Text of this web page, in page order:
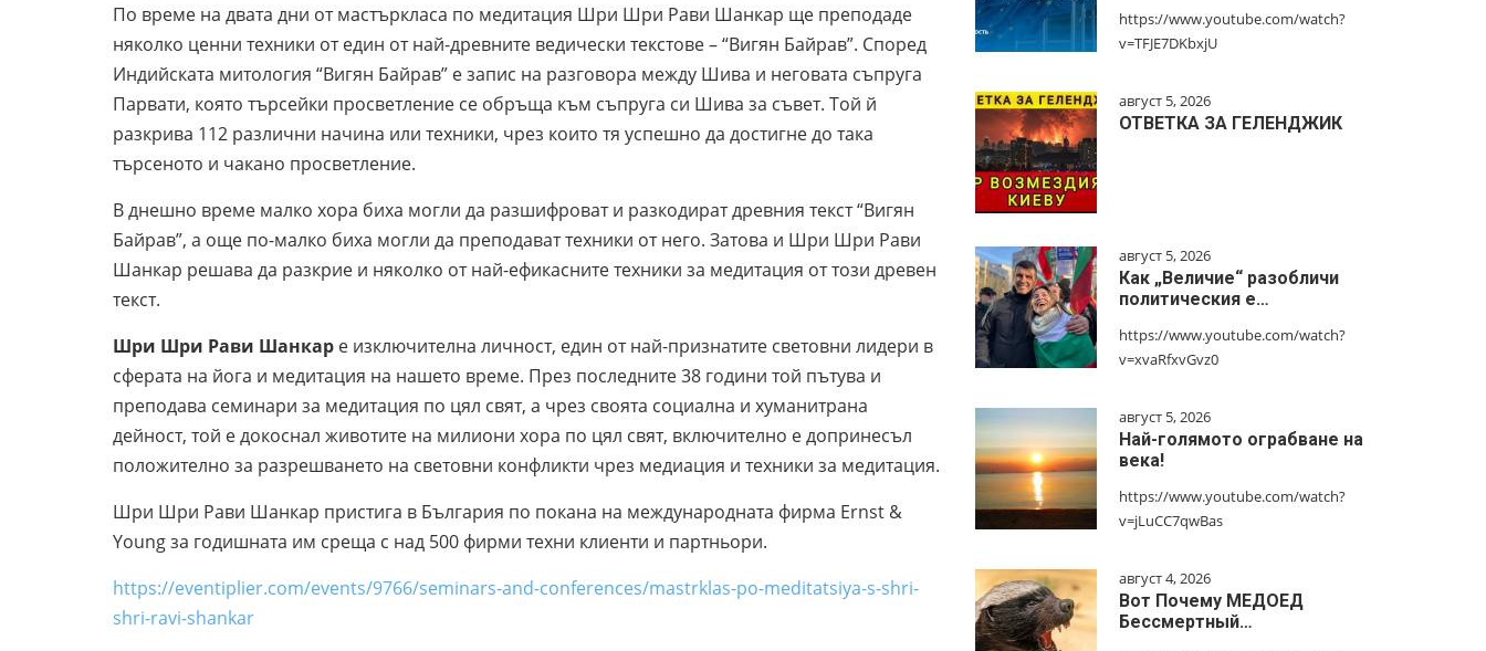
По време на двата дни от мастъркласа по медитация Шри Шри Рави Шанкар ще преподаде
няколко ценни техники от един от най-древните ведически текстове – “Вигян Байрав”. Според
Индийската митология “Вигян Байрав” е запис на разговора между Шива и неговата съпруга
Парвати, която търсейки просветление се обръща към съпруга си Шива за съвет. Той й
разкрива 112 различни начина или техники, чрез които тя успешно да достигне до така
търсеното и чакано просветление.
В днешно време малко хора биха могли да разшифроват и разкодират древния текст “Вигян
Байрав”, а още по-малко биха могли да преподават техники от него. Затова и Шри Шри Рави
Шанкар решава да разкрие и няколко от най-ефикасните техники за медитация от този древен
текст.
Шри Шри Рави Шанкар е изключителна личност, един от най-признатите световни лидери в
сферата на йога и медитация на нашето време. През последните 38 години той пътува и
преподава семинари за медитация по цял свят, а чрез своята социална и хуманитрана
дейност, той е докоснал животите на милиони хора по цял свят, включително е допринесъл
положително за разрешването на световни конфликти чрез медиация и техники за медитация.
Шри Шри Рави Шанкар пристига в България по покана на международната фирма Ernst &
Young за годишната им среща с над 500 фирми техни клиенти и партньори.
https://eventiplier.com/events/9766/seminars-and-conferences/mastrklas-po-meditatsiya-s-shri-
shri-ravi-shankar
https://www.youtube.com/watch?
v=TFJE7DKbxjU
август 5, 2026
ОТВЕТКА ЗА ГЕЛЕНДЖИК
август 5, 2026
Как „Величие“ разобличи
политическия е…
https://www.youtube.com/watch?
v=xvaRfxvGvz0
август 5, 2026
Най-голямото ограбване на
века!
https://www.youtube.com/watch?
v=jLuCC7qwBas
август 4, 2026
Вот Почему МЕДОЕД
Бессмертный…